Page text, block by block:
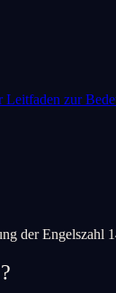
zur
der Engelszahl